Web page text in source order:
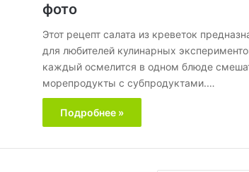
фото
Этот рецепт салата из креветок
для любителей кулинарных
каждый осмелится в одном блюде
морепродукты с субпродуктами.…
Подробнее »